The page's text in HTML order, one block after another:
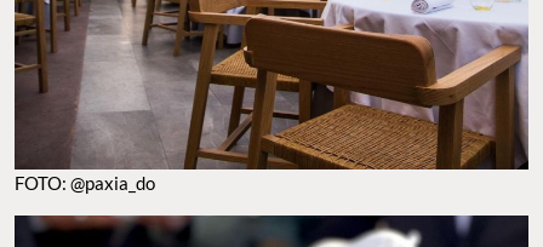
FOTO: @paxia_do